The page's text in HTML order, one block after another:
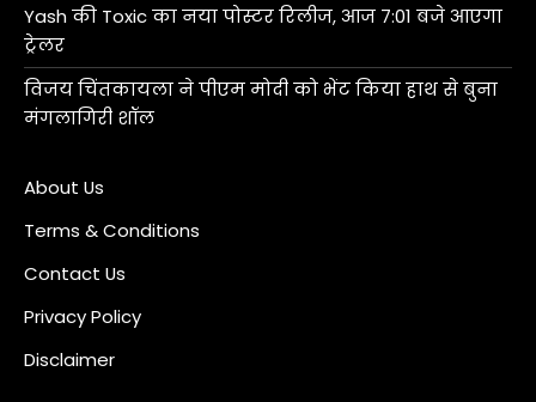
Yash की Toxic का नया पोस्टर रिलीज, आज 7:01 बजे आएगा
ट्रेलर
विजय चिंतकायला ने पीएम मोदी को भेंट किया हाथ से बुना
मंगलागिरी शॉल
About Us
Terms & Conditions
Contact Us
Privacy Policy
Disclaimer